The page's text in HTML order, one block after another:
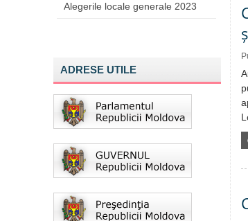
Alegerile locale generale 2023
ADRESE UTILE